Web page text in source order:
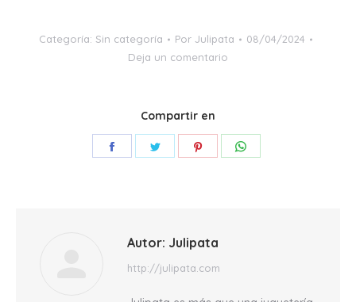
Categoría: Sin categoría Por Julipata
08/04/2024
Deja un comentario
Compartir en
Share
Share
Share
Autor: Julipata
http://julipata.com